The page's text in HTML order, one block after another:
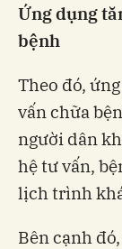
Ứng dụng
bệnh
Theo đó,
vấn chữa
người dân
hệ tư vấn,
lịch trình
Bên cạnh